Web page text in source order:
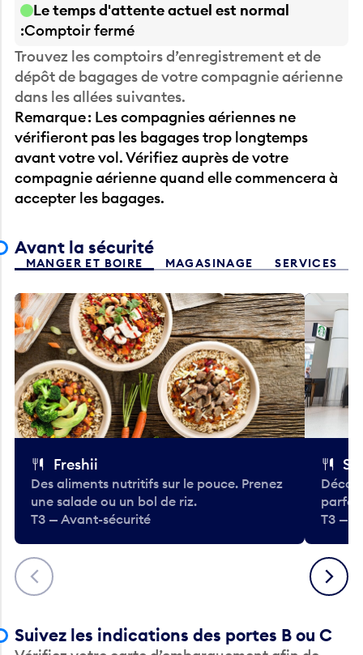
Le temps d'attente actuel est normal
Comptoir fermé
Trouvez les comptoirs d’enregistrement et de
dépôt de bagages de votre compagnie aérienne
dans les allées suivantes.
Remarque : Les compagnies aériennes ne
vérifieront pas les bagages trop longtemps
avant votre vol. Vérifiez auprès de votre
compagnie aérienne quand elle commencera à
accepter les bagages.
Avant la sécurité
MANGER ET BOIRE MAGASINAGE SERVICES
Précédent
Freshii
Des aliments nutritifs sur le pouce. Prenez
une salade ou un bol de riz.
T3 — Avant-sécurité
T3 —
Suivant
Suivez les indications des portes B ou C